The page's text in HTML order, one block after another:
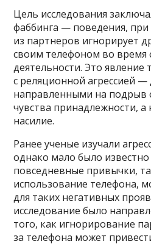
Цель исследования
фаббинга — поведения,
из партнеров игнорирует
своим телефоном во время
деятельности. Это явление
с реляционной агрессией —
направленными на подрыв
чувства принадлежности, а
насилие.
Ранее ученые изучали
однако мало было
повседневные привычки,
использование телефона,
для таких негативных
исследование было
того, как игнорирование
за телефона может